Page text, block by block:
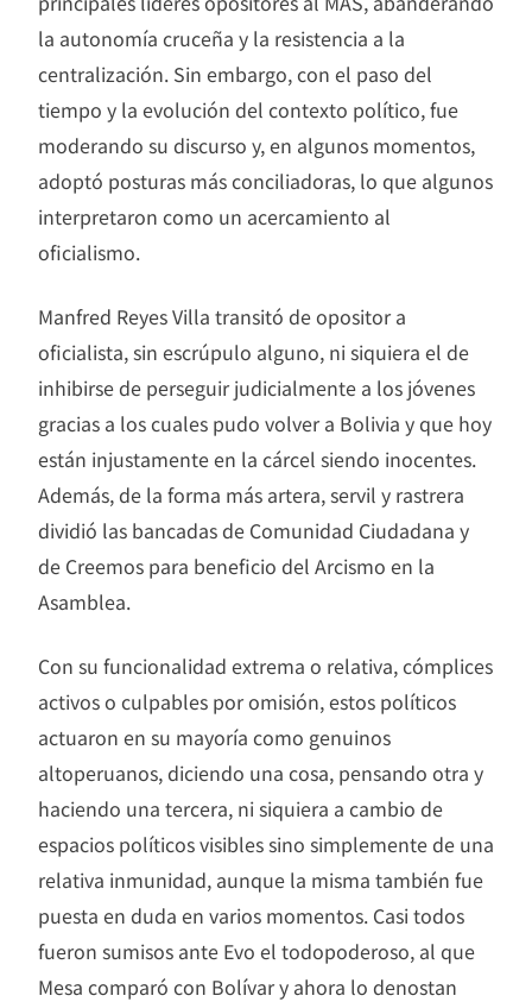
la autonomía cruceña y la resistencia a la
centralización. Sin embargo, con el paso del
tiempo y la evolución del contexto político, fue
moderando su discurso y, en algunos momentos,
adoptó posturas más conciliadoras, lo que algunos
interpretaron como un acercamiento al
oficialismo.
Manfred Reyes Villa transitó de opositor a
oficialista, sin escrúpulo alguno, ni siquiera el de
inhibirse de perseguir judicialmente a los jóvenes
gracias a los cuales pudo volver a Bolivia y que hoy
están injustamente en la cárcel siendo inocentes.
Además, de la forma más artera, servil y rastrera
dividió las bancadas de Comunidad Ciudadana y
de Creemos para beneficio del Arcismo en la
Asamblea.
Con su funcionalidad extrema o relativa, cómplices
activos o culpables por omisión, estos políticos
actuaron en su mayoría como genuinos
altoperuanos, diciendo una cosa, pensando otra y
haciendo una tercera, ni siquiera a cambio de
espacios políticos visibles sino simplemente de una
relativa inmunidad, aunque la misma también fue
puesta en duda en varios momentos. Casi todos
fueron sumisos ante Evo el todopoderoso, al que
Mesa comparó con Bolívar y ahora lo denostan